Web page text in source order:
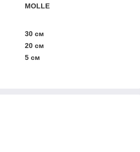
MOLLE
30 см
20 см
5 см